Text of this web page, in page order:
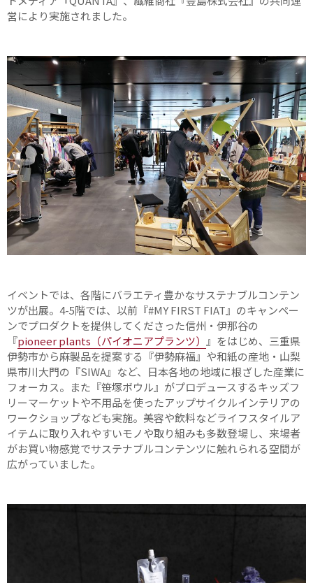
営により実施されました。
イベントでは、各階にバラエティ豊かなサステナブルコンテン
ツが出展。4-5階では、以前『#MY FIRST FIAT』のキャンペー
ンでプロダクトを提供してくださった信州・伊那谷の
『pioneer plants（パイオニアプランツ） 』をはじめ、三重県
伊勢市から麻製品を提案する『伊勢麻福』や和紙の産地・山梨
県市川大門の『SIWA』など、日本各地の地域に根ざした産業に
フォーカス。また『笹塚ボウル』がプロデュースするキッズフ
リーマーケットや不用品を使ったアップサイクルインテリアの
ワークショップなども実施。美容や飲料などライフスタイルア
イテムに取り入れやすいモノや取り組みも多数登場し、来場者
がお買い物感覚でサステナブルコンテンツに触れられる空間が
広がっていました。